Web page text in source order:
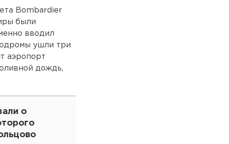
Bombardier
были
вводил
ушли три
аэропорт
дождь,
о